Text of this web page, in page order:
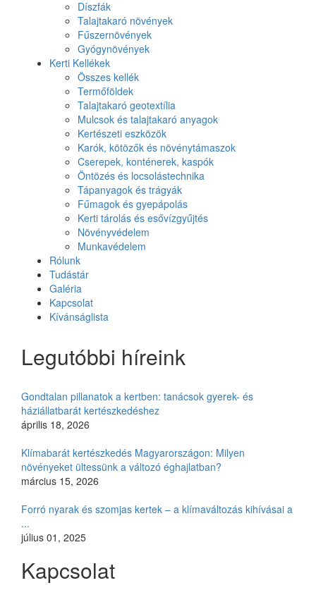
Díszfák
Talajtakaró növények
Fűszernövények
Gyógynövények
Kerti Kellékek
Összes kellék
Termőföldek
Talajtakaró geotextília
Mulcsok és talajtakaró anyagok
Kertészeti eszközök
Karók, kötözők és növénytámaszok
Cserepek, konténerek, kaspók
Öntözés és locsolástechnika
Tápanyagok és trágyák
Fűmagok és gyepápolás
Kerti tárolás és esővízgyűjtés
Növényvédelem
Munkavédelem
Rólunk
Tudástár
Galéria
Kapcsolat
Kívánságlista
Legutóbbi híreink
Gondtalan pillanatok a kertben: tanácsok gyerek- és
háziállatbarát kertészkedéshez
április 18, 2026
Klímabarát kertészkedés Magyarországon: Milyen
növényeket ültessünk a változó éghajlatban?
március 15, 2026
Forró nyarak és szomjas kertek – a klímaváltozás kihívásai a
...
július 01, 2025
Kapcsolat